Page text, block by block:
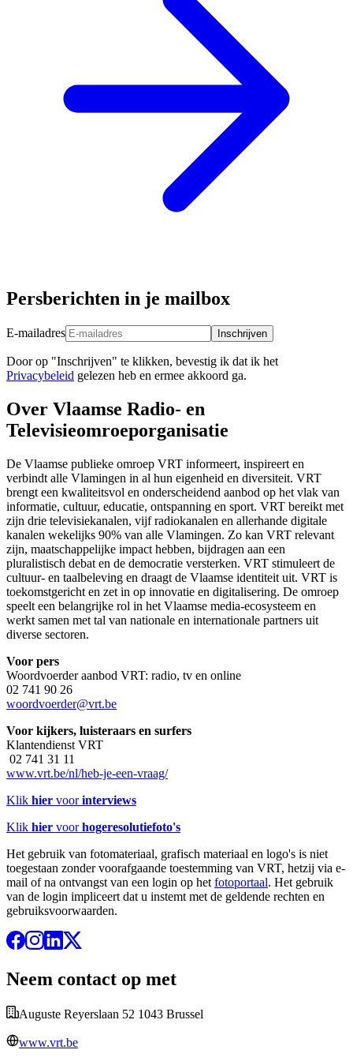
Persberichten in je mailbox
E-mailadres Inschrijven
Door op "Inschrijven" te klikken, bevestig ik dat ik het
Privacybeleid gelezen heb en ermee akkoord ga.
Over Vlaamse Radio- en
Televisieomroeporganisatie
De Vlaamse publieke omroep VRT informeert, inspireert en
verbindt alle Vlamingen in al hun eigenheid en diversiteit. VRT
brengt een kwaliteitsvol en onderscheidend aanbod op het vlak van
informatie, cultuur, educatie, ontspanning en sport. VRT bereikt met
zijn drie televisiekanalen, vijf radiokanalen en allerhande digitale
kanalen wekelijks 90% van alle Vlamingen. Zo kan VRT relevant
zijn, maatschappelijke impact hebben, bijdragen aan een
pluralistisch debat en de democratie versterken. VRT stimuleert de
cultuur- en taalbeleving en draagt de Vlaamse identiteit uit. VRT is
toekomstgericht en zet in op innovatie en digitalisering. De omroep
speelt een belangrijke rol in het Vlaamse media-ecosysteem en
werkt samen met tal van nationale en internationale partners uit
diverse sectoren.
Voor pers
Woordvoerder aanbod VRT: radio, tv en online
02 741 90 26
woordvoerder@vrt.be
Voor kijkers, luisteraars en surfers
Klantendienst VRT
02 741 31 11
www.vrt.be/nl/heb-je-een-vraag/
Klik hier voorinterviews
Klik hier voorhogeresolutiefoto's
Het gebruik van fotomateriaal, grafisch materiaal en logo's is niet
toegestaan zonder voorafgaande toestemming van VRT, hetzij via e-
mail of na ontvangst van een login op het fotoportaal. Het gebruik
van de login impliceert dat u instemt met de geldende rechten en
gebruiksvoorwaarden.
Neem contact op met
Auguste Reyerslaan 52 1043 Brussel
www.vrt.be